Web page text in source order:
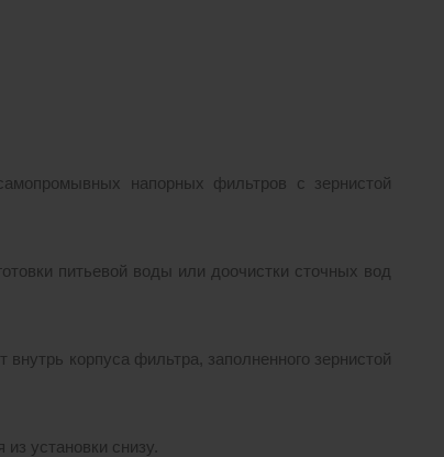
напорных фильтров с зернистой
питьевой воды или доочистки сточных вод
корпуса фильтра, заполненного зернистой
установки снизу.